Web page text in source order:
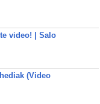
video! | Salo
(Video